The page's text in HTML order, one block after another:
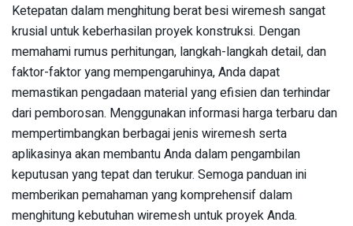
Ketepatan dalam menghitung berat besi wiremesh sangat
krusial untuk keberhasilan proyek konstruksi. Dengan
memahami rumus perhitungan, langkah-langkah detail, dan
faktor-faktor yang mempengaruhinya, Anda dapat
memastikan pengadaan material yang efisien dan terhindar
dari pemborosan. Menggunakan informasi harga terbaru dan
mempertimbangkan berbagai jenis wiremesh serta
aplikasinya akan membantu Anda dalam pengambilan
keputusan yang tepat dan terukur. Semoga panduan ini
memberikan pemahaman yang komprehensif dalam
menghitung kebutuhan wiremesh untuk proyek Anda.